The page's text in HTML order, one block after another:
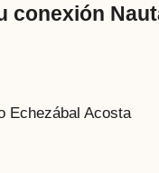
conexión
Echezábal Acosta